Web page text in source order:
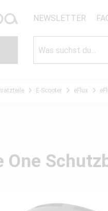
NEWSLETTER
E-Scooter eFlux
One